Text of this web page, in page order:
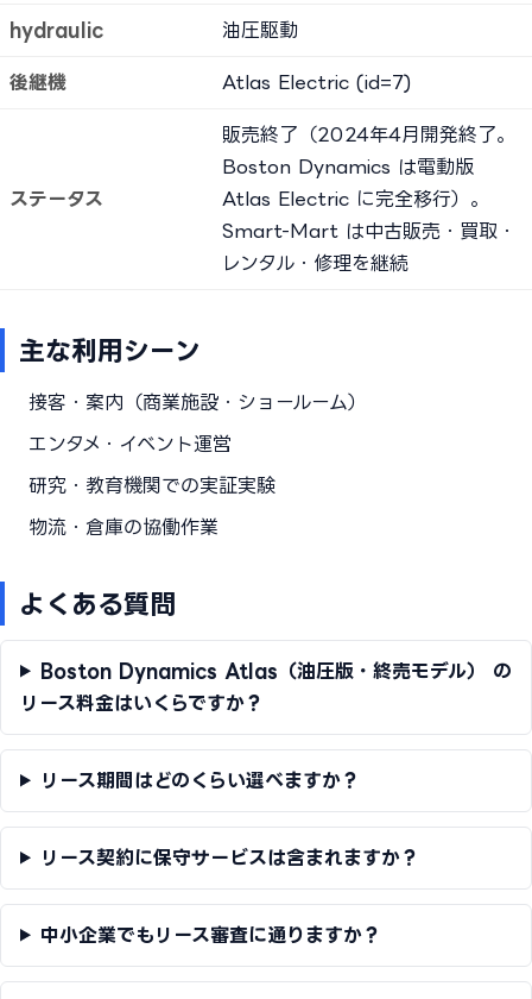
hydraulic 油圧駆動
後継機 Atlas Electric (id=7)
ステータス
販売終了（2024年4月開発終了。
Boston Dynamics は電動版
Atlas Electric に完全移行）。
Smart-Mart は中古販売・買取・
レンタル・修理を継続
主な利用シーン
接客・案内（商業施設・ショールーム）
エンタメ・イベント運営
研究・教育機関での実証実験
物流・倉庫の協働作業
よくある質問
Boston Dynamics Atlas（油圧版・終売モデル） の
リース料金はいくらですか？
リース期間はどのくらい選べますか？
リース契約に保守サービスは含まれますか？
中小企業でもリース審査に通りますか？